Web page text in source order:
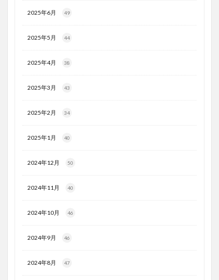
2025年6月 49
2025年5月 44
2025年4月 38
2025年3月 43
2025年2月 34
2025年1月 40
2024年12月 50
2024年11月 40
2024年10月 46
2024年9月 46
2024年8月 47